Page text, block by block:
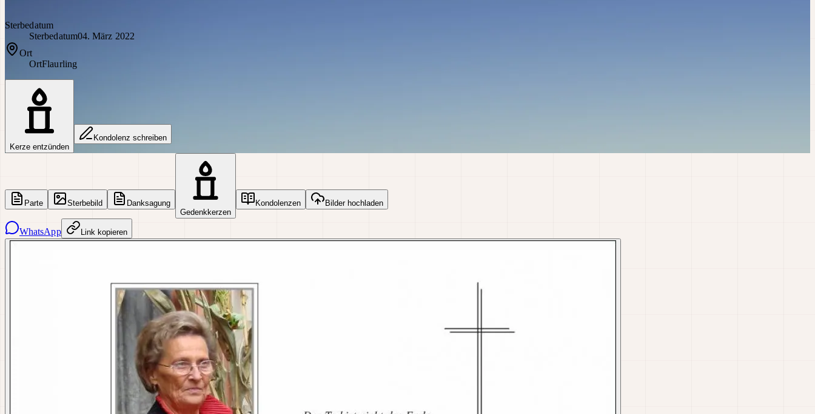
Sterbedatum
Sterbedatum04. März 2022
Ort
OrtFlaurling
Kerze entzünden
Kondolenz schreiben
Parte Sterbebild
Danksagung
Gedenkkerzen
Kondolenzen Bilder hochladen
WhatsApp Link kopieren